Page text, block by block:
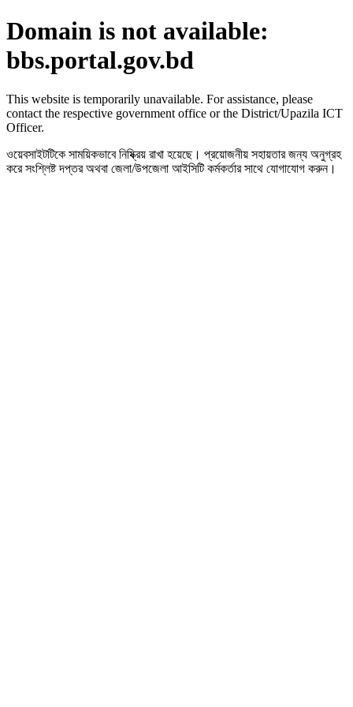
Domain is not available:
bbs.portal.gov.bd
This website is temporarily unavailable. For assistance, please
contact the respective government office or the District/Upazila ICT
Officer.
ওয়েবসাইটটিকে সাময়িকভাবে নিষ্ক্রিয় রাখা হয়েছে। প্রয়োজনীয় সহায়তার জন্য অনুগ্রহ
করে সংশ্লিষ্ট দপ্তর অথবা জেলা/উপজেলা আইসিটি কর্মকর্তার সাথে যোগাযোগ করুন।